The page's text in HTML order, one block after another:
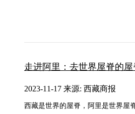
走进阿里：去世界屋脊的
2023-11-17 来源: 西藏商报
西藏是世界的屋脊，阿里是世界屋